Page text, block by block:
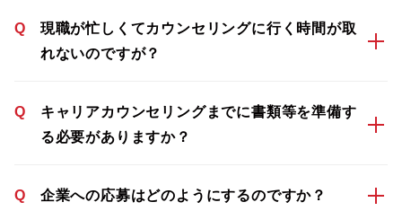
Q
現職が忙しくてカウンセリングに行く時間が取
れないのですが？
Q
キャリアカウンセリングまでに書類等を準備す
る必要がありますか？
Q 企業への応募はどのようにするのですか？